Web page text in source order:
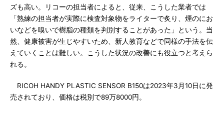
ズも高い。リコーの担当者によると、従来、こうした業者では
「熟練の担当者が実際に検査対象物をライターで炙り、煙のにお
いなどを嗅いで樹脂の種類を判別することがあった」という。当
然、健康被害が生じやすいため、新人教育などで同様の手法を伝
えていくことは難しい。こうした状況の改善にも役立つと考えら
れる。
RICOH HANDY PLASTIC SENSOR B150は2023年3月10日に発
売されており、価格は税別で89万8000円。